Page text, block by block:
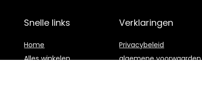
Snelle links
Home
Alles winkelen
Verklaringen
Privacybeleid
algemene voorwaarden